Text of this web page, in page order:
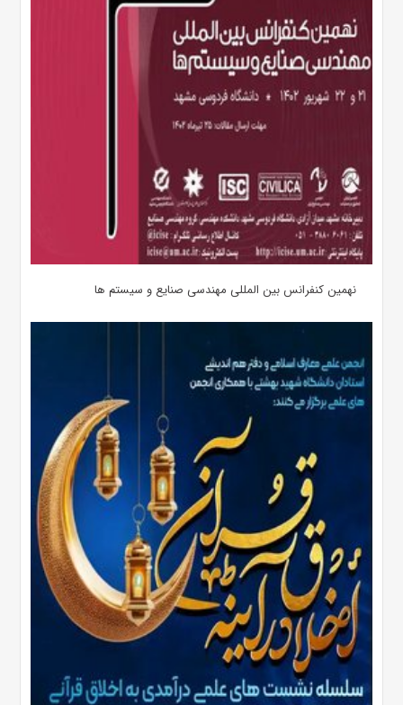
نهمین کنفرانس بین المللی مهندسی صنایع و سیستم­ ها